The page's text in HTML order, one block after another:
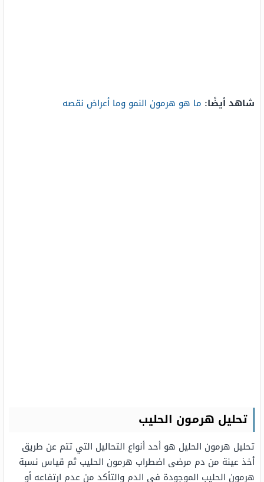
شاهد أيضًا: ما هو هرمون النمو وما أعراض نقصه
تحليل هرمون الحليب
تحليل هرمون الحليل هو أحد أنواع التحاليل التي تتم عن طريق
أخذ عينة من دم مرضى اضطراب هرمون الحليب ثم قياس نسبة
هرمون الحليب الموجودة في الدم والتأكد من عدم ارتفاعه أو